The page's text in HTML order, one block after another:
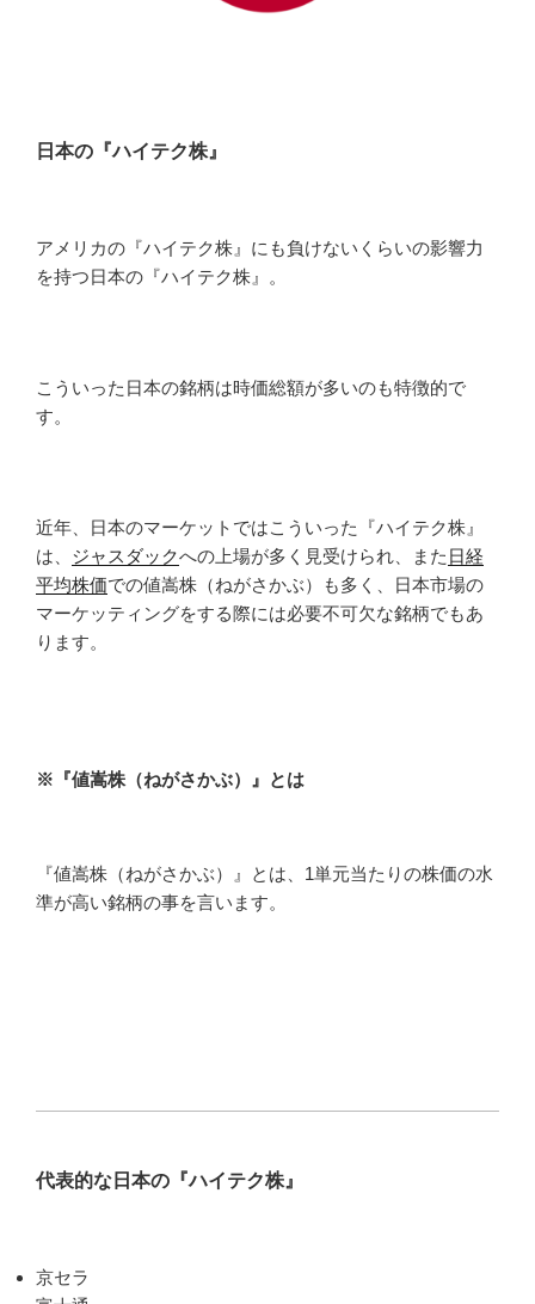
日本の『ハイテク株』
アメリカの『ハイテク株』にも負けないくらいの影響力
を持つ日本の『ハイテク株』。
こういった日本の銘柄は時価総額が多いのも特徴的で
す。
近年、日本のマーケットではこういった『ハイテク株』
は、 ジャスダックへの上場が多く見受けられ、また 日経
平均株価での値嵩株（ねがさかぶ）も多く、日本市場の
マーケッティングをする際には必要不可欠な銘柄でもあ
ります。
※『値嵩株（ねがさかぶ）』とは
『値嵩株（ねがさかぶ）』とは、1単元当たりの株価の水
準が高い銘柄の事を言います。
代表的な日本の『ハイテク株』
京セラ